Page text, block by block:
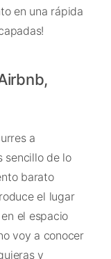
en una rápida
a
sencillo de lo
barato
el lugar
el espacio
voy a conocer
y